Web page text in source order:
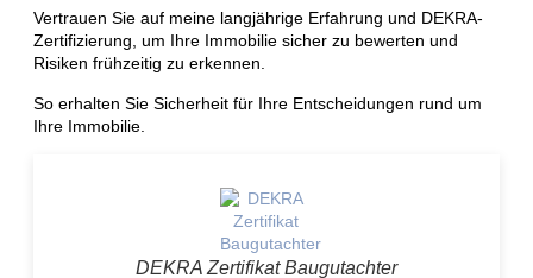
Vertrauen Sie auf meine langjährige Erfahrung und DEKRA-
Zertifizierung, um Ihre Immobilie sicher zu bewerten und
Risiken frühzeitig zu erkennen.
So erhalten Sie Sicherheit für Ihre Entscheidungen rund um
Ihre Immobilie.
DEKRA Zertifikat Baugutachter